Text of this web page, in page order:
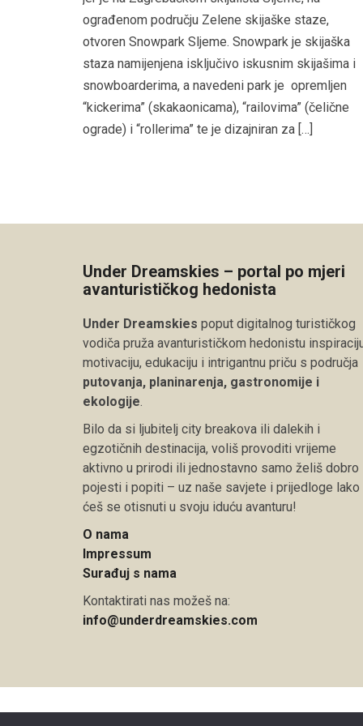
ograđenom području Zelene skijaške staze,
otvoren Snowpark Sljeme. Snowpark je skijaška
staza namijenjena isključivo iskusnim skijašima i
snowboarderima, a navedeni park je opremljen
“kickerima” (skakaonicama), “railovima” (čelične
ograde) i “rollerima” te je dizajniran za […]
Under Dreamskies – portal po mjeri
avanturističkog hedonista
Under Dreamskies poput digitalnog turističkog
vodiča pruža avanturističkom hedonistu
motivaciju, edukaciju i intrigantnu priču s područja
putovanja, planinarenja, gastronomije i
ekologije.
Bilo da si ljubitelj city breakova ili dalekih i
egzotičnih destinacija, voliš provoditi vrijeme
aktivno u prirodi ili jednostavno samo želiš dobro
pojesti i popiti – uz naše savjete i prijedloge lako
ćeš se otisnuti u svoju iduću avanturu!
O nama
Impressum
Surađuj s nama
Kontaktirati nas možeš na:
info@underdreamskies.com